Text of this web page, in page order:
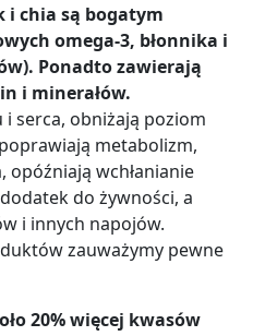
i chia są bogatym
omega-3, błonnika i
Ponadto zawierają
i minerałów.
serca, obniżają poziom
metabolizm,
opóźniają wchłanianie
do żywności, a
i innych napojów.
zauważymy pewne
20% więcej kwasów